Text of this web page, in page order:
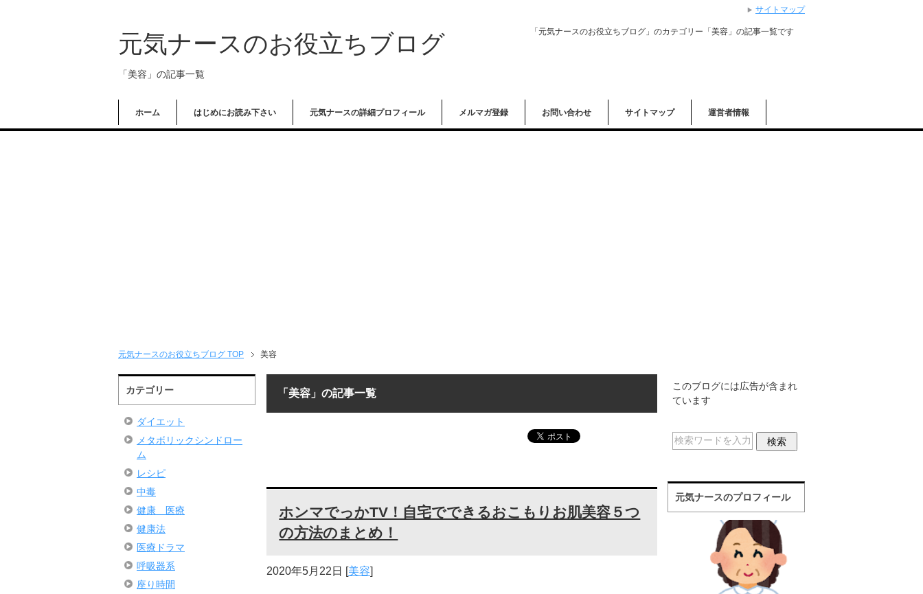
元気ナースのお役立ちブログ
「美容」の記事一覧
「元気ナースのお役立ちブログ」のカテゴリー「美容」の記事一覧です
ホーム はじめにお読み下さい 元気ナースの詳細プロフィール メルマガ登録 お問い合わせ サイトマップ 運営者情報
元気ナースのお役立ちブログ TOP 美容
「美容」の記事一覧
ホンマでっかTV！自宅でできるおこもりお肌美容５つ
の方法のまとめ！
2020年5月22日 [美容]
カテゴリー
ダイエット
メタボリックシンドロー
ム
レシピ
中毒
健康 医療
健康法
医療ドラマ
呼吸器系
座り時間
このブログには広告が含まれ
ています
元気ナースのプロフィール
サイトマップ